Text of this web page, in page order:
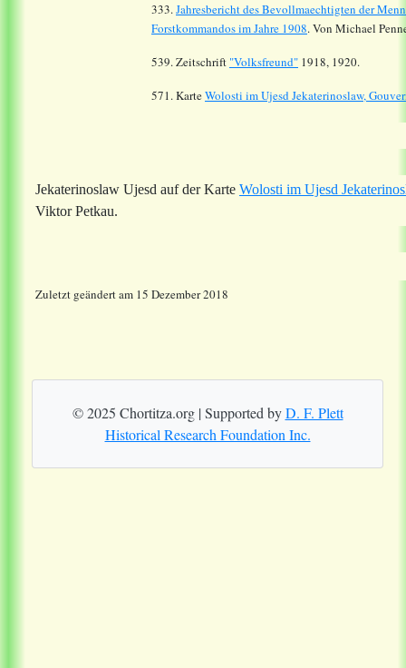
333.Jahresbericht des Bevollmaechtigten der
Forstkommandos im Jahre 1908. Von Michael
539. Zeitschrift "Volksfreund" 1918, 1920.
571. KarteWolosti im Ujesd Jekaterinoslaw,
Jekaterinoslaw Ujesd auf der Karte Wolosti im Ujesd
Viktor Petkau.
Zuletzt geändert am 15 Dezember 2018
© 2025 Chortitza.org | Supported byD. F. Plett
Historical Research Foundation Inc.